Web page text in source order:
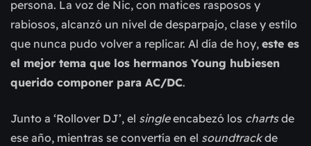
persona. La voz de Nic, con matices rasposos y
rabiosos, alcanzó un nivel de desparpajo, clase y estilo
que nunca pudo volver a replicar. Al día de hoy, este es
el mejor tema que los hermanos Young hubiesen
querido componer para AC/DC.
Junto a ‘Rollover DJ’, el singleencabezó los chartsde
ese año, mientras se convertía en el soundtrackde